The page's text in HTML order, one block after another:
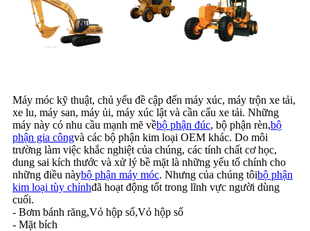
Máy móc kỹ thuật, chủ yếu đề cập đến máy xúc, máy trộn xe tải,
xe lu, máy san, máy ủi, máy xúc lật và cần cẩu xe tải. Những
máy này có nhu cầu mạnh mẽ vềbộ phận đúc, bộ phận rèn,bộ
phận gia côngvà các bộ phận kim loại OEM khác. Do môi
trường làm việc khắc nghiệt của chúng, các tính chất cơ học,
dung sai kích thước và xử lý bề mặt là những yếu tố chính cho
những điều nàybộ phận máy móc. Nhưng của chúng tôibộ phận
kim loại tùy chỉnhđã hoạt động tốt trong lĩnh vực người dùng
cuối.
- Bơm bánh răng,Vỏ hộp số,Vỏ hộp số
- Mặt bích